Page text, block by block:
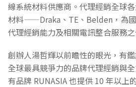
線系統材料供應商。代理經銷全球
材料——Draka、TE、Belden，為
代理經銷能力及相關電訊整合服務之
創辦人湯哲輝以前瞻性的眼光，有
全球最具競爭力的品牌代理經銷與
有品牌 RUNASIA 也提供 10 年以上